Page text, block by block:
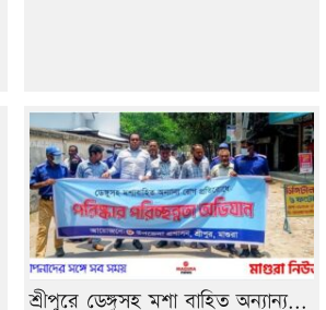
শ্রীপুরে ডেঙ্গুসহ মশা বাহিত অন্যান্য...